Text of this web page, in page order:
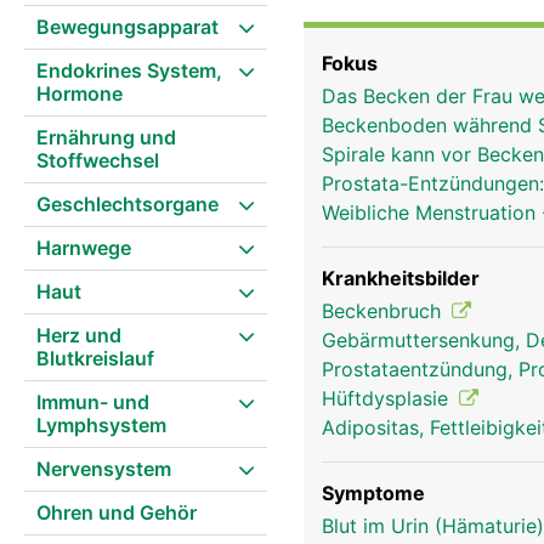
Bewegungsapparat
Endokrines System,
Hormone
Ernährung und
Stoffwechsel
Geschlechtsorgane
Harnwege
Haut
Herz und
Blutkreislauf
Immun- und
Lymphsystem
Nervensystem
Ohren und Gehör
Bänder und Muskeln
Festigkeit und Stabilität
Hüftgelenk mit dem
ausserdem die
Frauen haben im
Beckenausgang um
Fokus
Das Becken der Frau
Beckenboden während
Spirale kann vor
Prostata-
Weibliche
Krankheitsbilder
Beckenbruch
Gebärmuttersenkung,
Prostataentzündung,
Hüftdysplasie
Adipositas,
Symptome
Blut im Urin (Hämaturie)